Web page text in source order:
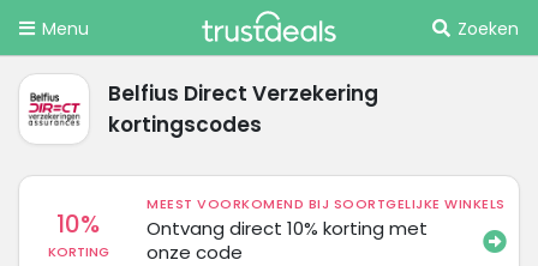
Menu Zoeken
Belfius Direct Verzekering
kortingscodes
10%
KORTING
MEEST VOORKOMEND BIJ SOORTGELIJKE WINKELS
Ontvang direct 10% korting met
onze code